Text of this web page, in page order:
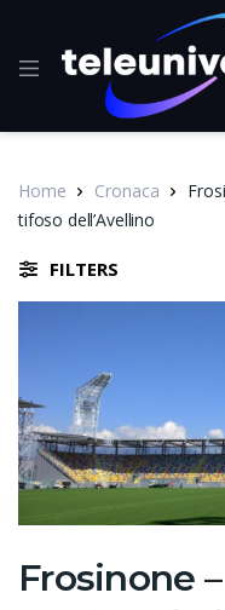
Home Cronaca
tifoso dell’Avellino
FILTERS
Frosinone